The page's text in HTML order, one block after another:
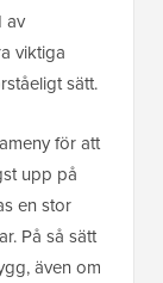
av
viktiga
sätt.
för att
upp på
en stor
På så sätt
även om